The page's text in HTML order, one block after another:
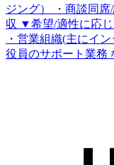
ジング） ・商談同
収 ▼希望/適性に応
・営業組織(主にイ
役員のサポート業務